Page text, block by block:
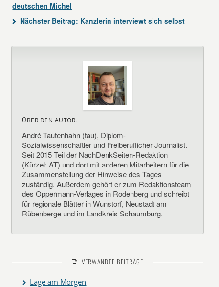
deutschen Michel
Nächster Beitrag: Kanzlerin interviewt sich selbst
ÜBER DEN AUTOR:
André Tautenhahn (tau), Diplom-
Sozialwissenschaftler und Freiberuflicher Journalist.
Seit 2015 Teil der NachDenkSeiten-Redaktion
(Kürzel: AT) und dort mit anderen Mitarbeitern für die
Zusammenstellung der Hinweise des Tages
zuständig. Außerdem gehört er zum Redaktionsteam
des Oppermann-Verlages in Rodenberg und schreibt
für regionale Blätter in Wunstorf, Neustadt am
Rübenberge und im Landkreis Schaumburg.
VERWANDTE BEITRÄGE
Lage am Morgen